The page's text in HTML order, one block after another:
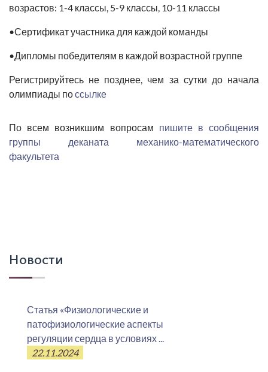
возрастов: 1-4 классы, 5-9 классы, 10-11 классы
•Сертификат участника для каждой команды
•Дипломы победителям в каждой возрастной группе
Регистрируйтесь не позднее, чем за сутки до начала
олимпиады поссылке
По всем возникшим вопросам пишите в сообщения
группы деканата механико-математического
факультета
Новости
Статья «Физиологические и
патофизиологические аспекты
регуляции сердца в условиях ...
22.11.2024